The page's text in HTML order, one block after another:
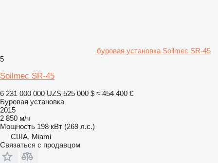
буровая установка Soilmec SR-45
5
Soilmec SR-45
6 231 000 000 UZS 525 000 $ ≈ 454 400 €
Буровая установка
2015
2 850 м/ч
Мощность 198 кВт (269 л.с.)
США, Miami
Связаться с продавцом